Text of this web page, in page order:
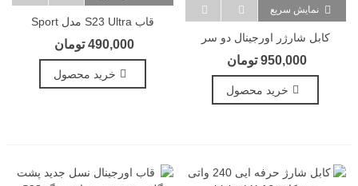
نمایش سریع
کابل شارژر اورجینال دو سر
تایپ سی 60 وات Hiska Lx801
950,000 تومان
خرید محصول
قاب S23 Ultra مدل Sport
490,000 تومان
خرید محصول